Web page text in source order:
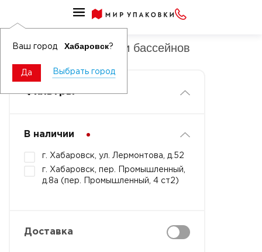
Ваш город Хабаровск?
Да Выбрать город
Средства для очистки бассейнов
Фильтры
В наличии
г. Хабаровск, ул. Лермонтова, д.52
г. Хабаровск, пер. Промышленный,
д.8а (пер. Промышленный, 4 ст2)
Доставка